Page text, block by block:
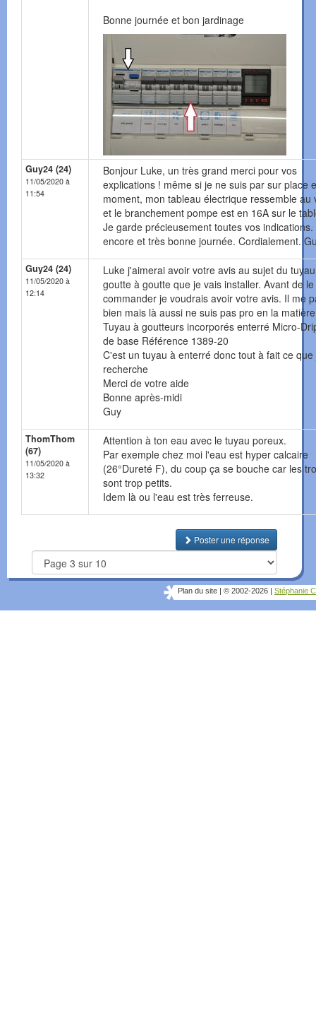
Bonne journée et bon jardinage
Guy24 (24)
11/05/2020 à
11:54
Bonjour Luke, un très grand merci pour vos
explications ! même si je ne suis par sur place
moment, mon tableau électrique ressemble au
et le branchement pompe est en 16A sur le
Je garde précieusement toutes vos
encore et très bonne journée. Cordialement.
Guy24 (24)
11/05/2020 à
12:14
Luke j'aimerai avoir votre avis au sujet du tuyau
goutte à goutte que je vais installer. Avant de le
commander je voudrais avoir votre avis. Il me
bien mais là aussi ne suis pas pro en la
Tuyau à goutteurs incorporés enterré Micro-
de base Référence 1389-20
C'est un tuyau à enterré donc tout à fait ce que
recherche
Merci de votre aide
Bonne après-midi
Guy
ThomThom
(67)
11/05/2020 à
13:32
Attention à ton eau avec le tuyau poreux.
Par exemple chez moi l'eau est hyper calcaire
(26°Dureté F), du coup ça se bouche car les
sont trop petits.
Idem là ou l'eau est très ferreuse.
Poster une réponse
Plan du site © 2002-2026 Stéphanie C